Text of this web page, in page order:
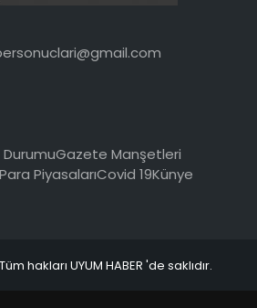
Gazete Manşetleri
PiyasalarıCovid 19Künye
hakları UYUM HABER 'de saklıdır.